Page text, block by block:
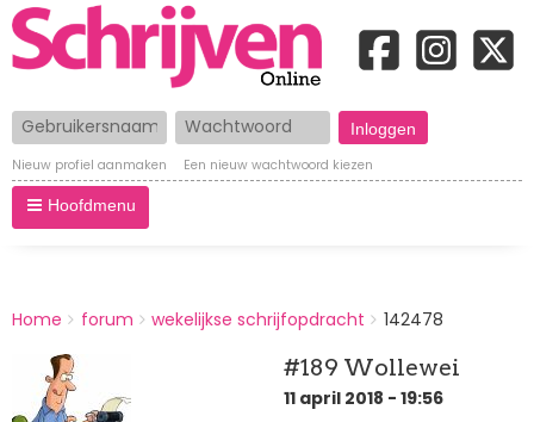
Gebruikersnaam Wachtwoord
Nieuw profiel aanmaken Een nieuw wachtwoord kiezen
Hoofdmenu
BREADCRUMBS
You
here:
Home forum wekelijkse schrijfopdracht 142478
#189 Wollewei
11 april 2018 - 19:56